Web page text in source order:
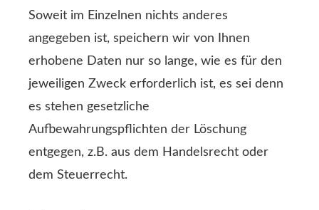
Soweit im Einzelnen nichts anderes
angegeben ist, speichern wir von Ihnen
erhobene Daten nur so lange, wie es für den
jeweiligen Zweck erforderlich ist, es sei denn
es stehen gesetzliche
Aufbewahrungspflichten der Löschung
entgegen, z.B. aus dem Handelsrecht oder
dem Steuerrecht.